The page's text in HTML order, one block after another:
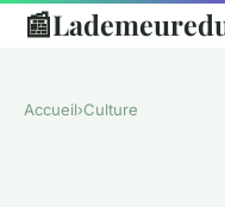
📰
Accueil›Culture